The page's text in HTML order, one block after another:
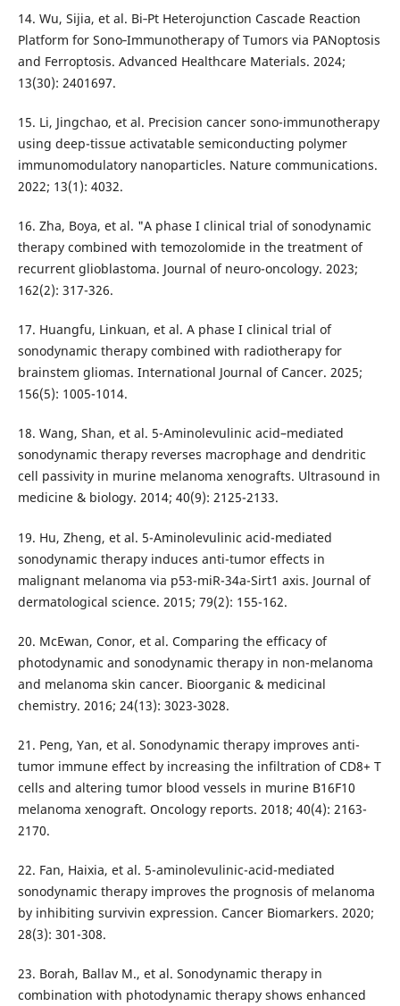
14. Wu, Sijia, et al. Bi‐Pt Heterojunction Cascade Reaction
Platform for Sono‐Immunotherapy of Tumors via PANoptosis
and Ferroptosis. Advanced Healthcare Materials. 2024;
13(30): 2401697.
15. Li, Jingchao, et al. Precision cancer sono-immunotherapy
using deep-tissue activatable semiconducting polymer
immunomodulatory nanoparticles. Nature communications.
2022; 13(1): 4032.
16. Zha, Boya, et al. "A phase I clinical trial of sonodynamic
therapy combined with temozolomide in the treatment of
recurrent glioblastoma. Journal of neuro-oncology. 2023;
162(2): 317-326.
17. Huangfu, Linkuan, et al. A phase I clinical trial of
sonodynamic therapy combined with radiotherapy for
brainstem gliomas. International Journal of Cancer. 2025;
156(5): 1005-1014.
18. Wang, Shan, et al. 5-Aminolevulinic acid–mediated
sonodynamic therapy reverses macrophage and dendritic
cell passivity in murine melanoma xenografts. Ultrasound in
medicine & biology. 2014; 40(9): 2125-2133.
19. Hu, Zheng, et al. 5-Aminolevulinic acid-mediated
sonodynamic therapy induces anti-tumor effects in
malignant melanoma via p53-miR-34a-Sirt1 axis. Journal of
dermatological science. 2015; 79(2): 155-162.
20. McEwan, Conor, et al. Comparing the efficacy of
photodynamic and sonodynamic therapy in non-melanoma
and melanoma skin cancer. Bioorganic & medicinal
chemistry. 2016; 24(13): 3023-3028.
21. Peng, Yan, et al. Sonodynamic therapy improves anti-
tumor immune effect by increasing the infiltration of CD8+ T
cells and altering tumor blood vessels in murine B16F10
melanoma xenograft. Oncology reports. 2018; 40(4): 2163-
2170.
22. Fan, Haixia, et al. 5-aminolevulinic-acid-mediated
sonodynamic therapy improves the prognosis of melanoma
by inhibiting survivin expression. Cancer Biomarkers. 2020;
28(3): 301-308.
23. Borah, Ballav M., et al. Sonodynamic therapy in
combination with photodynamic therapy shows enhanced